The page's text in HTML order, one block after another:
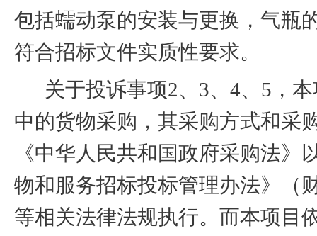
包括蠕动泵的安装与更换，气瓶
符合招标文件实质性要求。
关于投诉事项2、 3、 4、 5 ，
中的货物采购，其采购方式和采
《中华人民共和国政府采购法》
物和服务招标投标管理办法》（
等相关法律法规执行。而本项目